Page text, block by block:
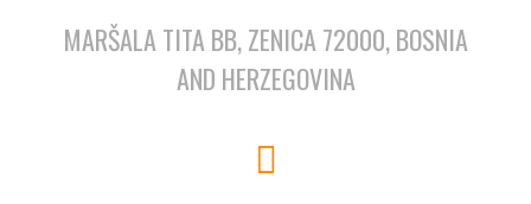
MARŠALA TITA BB, ZENICA 72000, BOSNIA
AND HERZEGOVINA